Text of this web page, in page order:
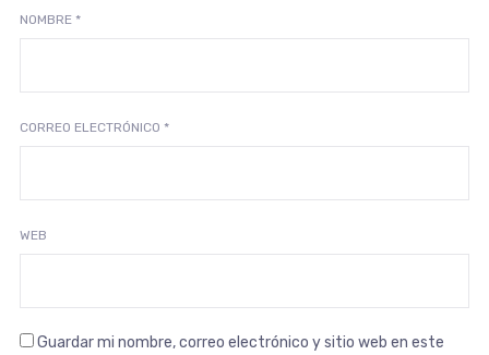
NOMBRE *
CORREO ELECTRÓNICO *
WEB
Guardar mi nombre, correo electrónico y sitio web en este